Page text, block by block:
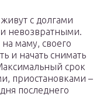
с долгами
невозвратными.
маму, своего
и начать снимать
срок
приостановками –
последнего